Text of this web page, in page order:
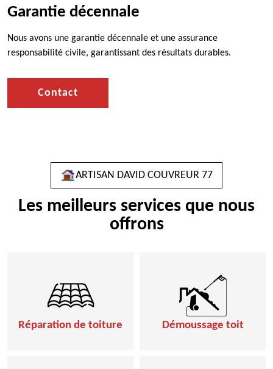
Garantie décennale
Nous avons une garantie décennale et une assurance
responsabilité civile, garantissant des résultats durables.
Contact
ARTISAN DAVID COUVREUR 77
Les meilleurs services que nous
offrons
Réparation de toiture Démoussage toit